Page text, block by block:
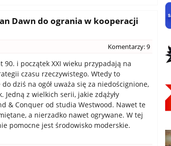
Dawn do ogrania w kooperacji
Komentarzy: 9
90. i początek XXI wieku przypadają na
czasu rzeczywistego. Wtedy to
do dziś na ogół uważa się za niedoścignione,
Jedną z wielkich serii, jakie zdążyły
& Conquer od studia Westwood. Nawet te
a nierzadko nawet ogrywane. W tej
pomocne jest środowisko moderskie.